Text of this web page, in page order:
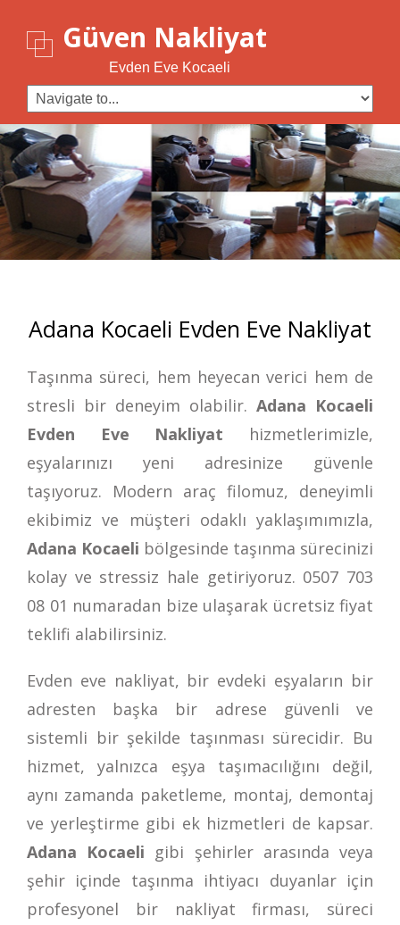
Güven Nakliyat
Evden Eve Kocaeli
Adana Kocaeli Evden Eve Nakliyat
Taşınma süreci, hem heyecan verici hem de
stresli bir deneyim olabilir. Adana Kocaeli
Evden Eve Nakliyat hizmetlerimizle,
eşyalarınızı yeni adresinize güvenle
taşıyoruz. Modern araç filomuz, deneyimli
ekibimiz ve müşteri odaklı yaklaşımımızla,
Adana Kocaeli bölgesinde taşınma sürecinizi
kolay ve stressiz hale getiriyoruz. 0507 703
08 01 numaradan bize ulaşarak ücretsiz fiyat
teklifi alabilirsiniz.
Evden eve nakliyat, bir evdeki eşyaların bir
adresten başka bir adrese güvenli ve
sistemli bir şekilde taşınması sürecidir. Bu
hizmet, yalnızca eşya taşımacılığını değil,
aynı zamanda paketleme, montaj, demontaj
ve yerleştirme gibi ek hizmetleri de kapsar.
Adana Kocaeli gibi şehirler arasında veya
şehir içinde taşınma ihtiyacı duyanlar için
profesyonel bir nakliyat firması, süreci